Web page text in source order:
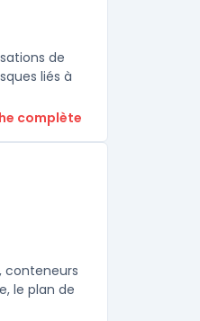
de
liés à
complète
conteneurs
le plan de